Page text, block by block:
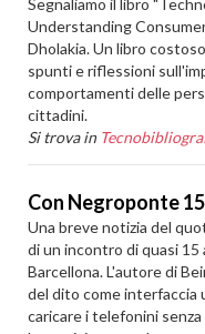
Segnaliamo il libro
Understanding
Dholakia. Un libro
spunti e riflessioni
comportamenti delle
cittadini.
Si trova in
Con Negroponte
Una breve notizia del
di un incontro di quasi
Barcellona. L'autore di
del dito come interfaccia
caricare i telefonini